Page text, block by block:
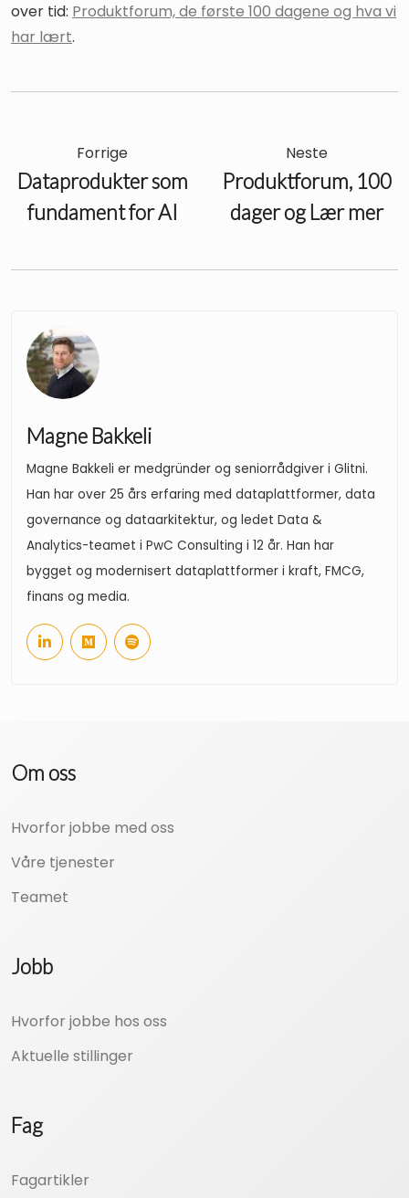
over tid: Produktforum, de første 100 dagene og hva vi
har lært.
Forrige
Dataprodukter som
fundament for AI
Neste
Produktforum, 100
dager og Lær mer
Magne Bakkeli
Magne Bakkeli er medgründer og seniorrådgiver i Glitni.
Han har over 25 års erfaring med dataplattformer, data
governance og dataarkitektur, og ledet Data &
Analytics-teamet i PwC Consulting i 12 år. Han har
bygget og modernisert dataplattformer i kraft, FMCG,
finans og media.
Om oss
Hvorfor jobbe med oss
Våre tjenester
Teamet
Jobb
Hvorfor jobbe hos oss
Aktuelle stillinger
Fag
Fagartikler